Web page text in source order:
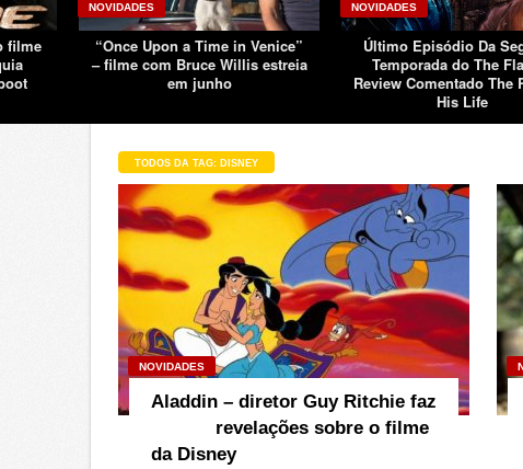
filme
NOVIDADES
“Once Upon a Time in Venice”
– filme com Bruce Willis estreia
em junho
NOVIDADES
Último Episódio Da
Temporada do The
Review Comentado The
His Life
TODOS DA TAG: DISNEY
NOVIDADES
Aladdin – diretor Guy Ritchie faz
revelações sobre o filme
da Disney